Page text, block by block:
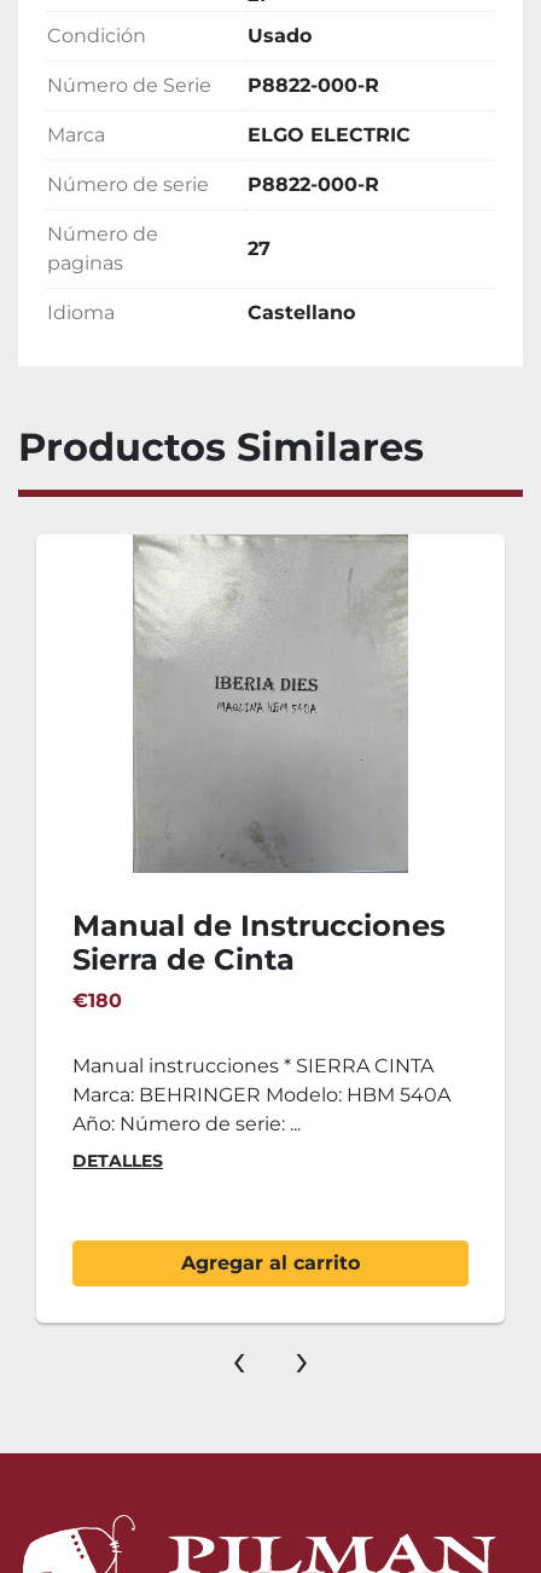
Condición
Usado
Número de Serie P8822-000-R
Marca ELGO ELECTRIC
Número de serie P8822-000-R
Número de
paginas
27
Idioma Castellano
Productos Similares
Manual de Instrucciones
Sierra de Cinta
BEHRINGER HBM 540A
€180
Manual instrucciones * SIERRA CINTA
Marca: BEHRINGER Modelo: HBM 540A
Año: Número de serie: ...
DETALLES
Agregar al carrito
‹ ›